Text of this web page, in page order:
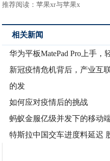
推荐阅读：苹果xr与苹果x
相关新闻
华为平板MatePad Pro上手，
新冠疫情危机背后，产业互
的发
如何应对疫情后的挑战
蚂蚁金服亿级并发下的移动
特斯拉中国交车进度料延迟